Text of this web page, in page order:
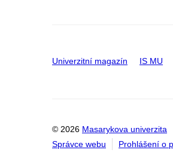
Univerzitní magazín IS MU
© 2026 Masarykova univerzita
Správce webu
Prohlášení o